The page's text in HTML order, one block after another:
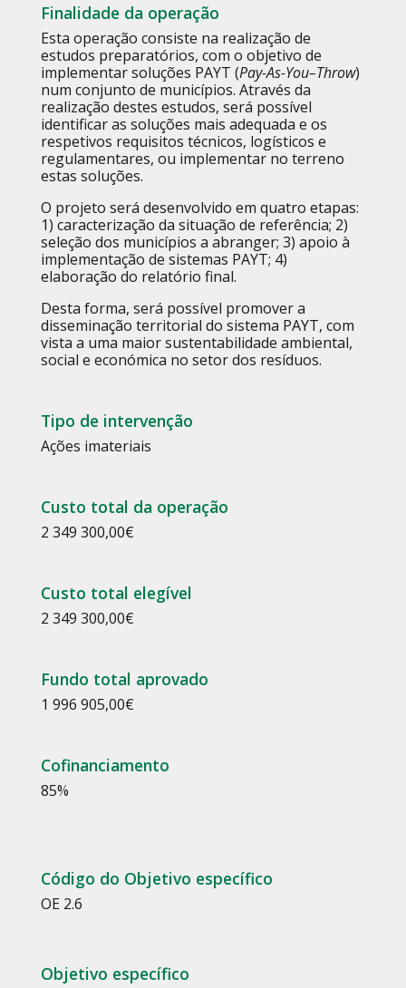
Finalidade da operação
Esta operação consiste na realização de
estudos preparatórios, com o objetivo de
implementar soluções PAYT (Pay-As-You–Throw)
num conjunto de municípios. Através da
realização destes estudos, será possível
identificar as soluções mais adequada e os
respetivos requisitos técnicos, logísticos e
regulamentares, ou implementar no terreno
estas soluções.
O projeto será desenvolvido em quatro etapas:
1) caracterização da situação de referência; 2)
seleção dos municípios a abranger; 3) apoio à
implementação de sistemas PAYT; 4)
elaboração do relatório final.
Desta forma, será possível promover a
disseminação territorial do sistema PAYT, com
vista a uma maior sustentabilidade ambiental,
social e económica no setor dos resíduos.
Tipo de intervenção
Ações imateriais
Custo total da operação
2 349 300,00€
Custo total elegível
2 349 300,00€
Fundo total aprovado
1 996 905,00€
Cofinanciamento
85%
Código do Objetivo específico
OE 2.6
Objetivo específico